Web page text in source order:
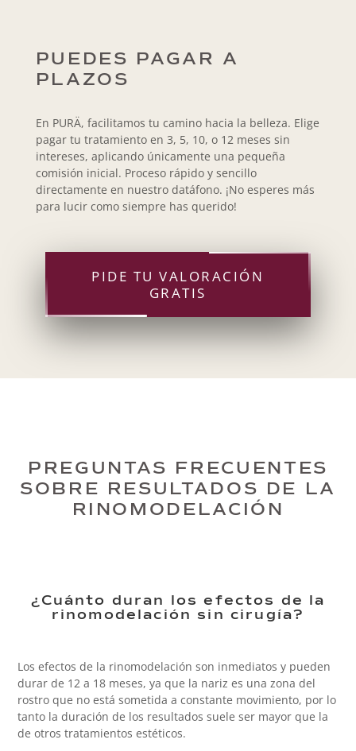
PUEDES PAGAR A
PLAZOS
En PURÄ, facilitamos tu camino hacia la belleza. Elige
pagar tu tratamiento en 3, 5, 10, o 12 meses sin
intereses, aplicando únicamente una pequeña
comisión inicial. Proceso rápido y sencillo
directamente en nuestro datáfono. ¡No esperes más
para lucir como siempre has querido!
PIDE TU VALORACIÓN
GRATIS
PREGUNTAS FRECUENTES
SOBRE RESULTADOS DE LA
RINOMODELACIÓN
¿Cuánto duran los efectos de la
rinomodelación sin cirugía?
Los efectos de la rinomodelación son inmediatos y pueden
durar de 12 a 18 meses, ya que la nariz es una zona del
rostro que no está sometida a constante movimiento, por lo
tanto la duración de los resultados suele ser mayor que la
de otros tratamientos estéticos.